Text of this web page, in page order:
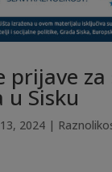
prijave
u Sisku
2024 |